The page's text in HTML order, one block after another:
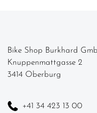
Bike Shop Burkhard
Knuppenmattgasse 2
3414 Oberburg
+41 34 423 13 00